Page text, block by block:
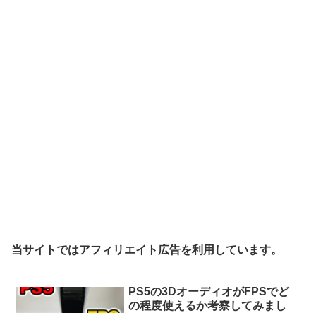
当サイトではアフィリエイト広告を利用しています。
PS5の3DオーディオがFPSでど
の程度使えるか考察してみまし